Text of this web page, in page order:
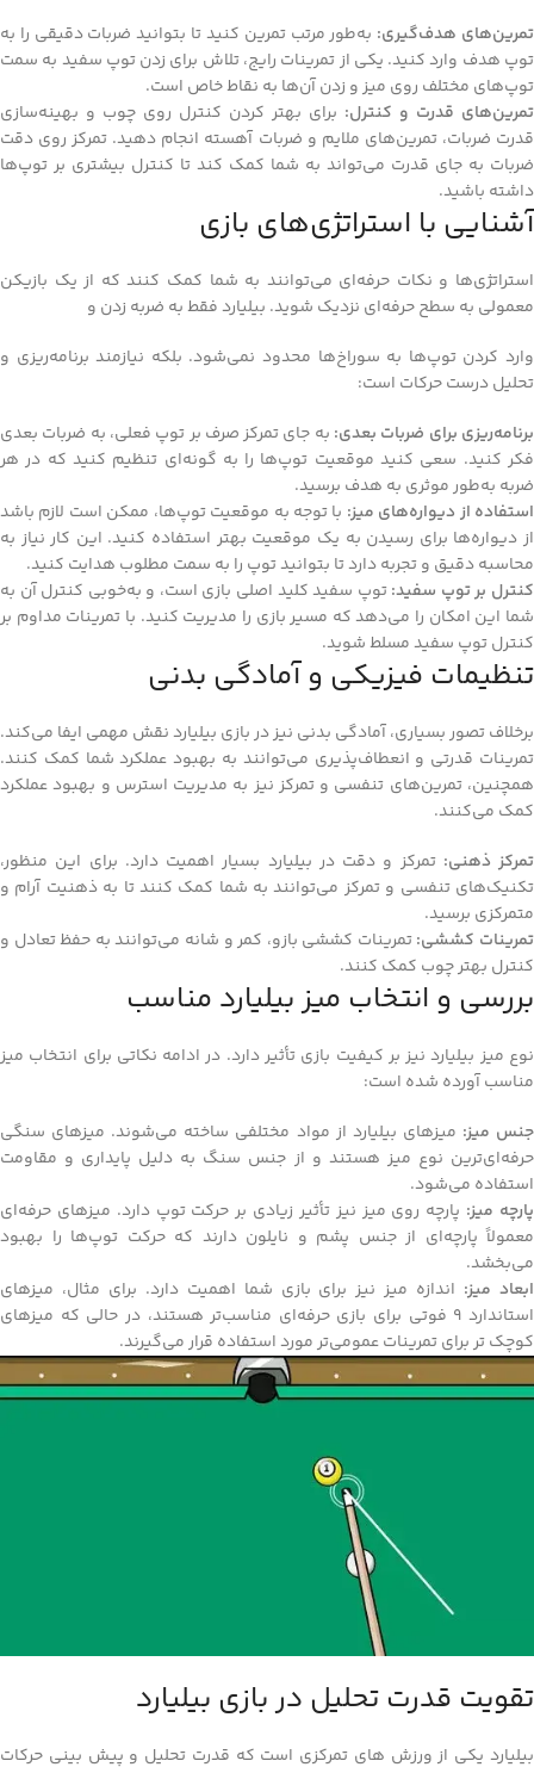
تمرین‌های هدف‌گیری: به‌طور مرتب تمرین کنید تا بتوانید ضربات دقیقی را به
توپ هدف وارد کنید. یکی از تمرینات رایج، تلاش برای زدن توپ سفید به سمت
توپ‌های مختلف روی میز و زدن آن‌ها به نقاط خاص است.
تمرین‌های قدرت و کنترل: برای بهتر کردن کنترل روی چوب و بهینه‌سازی
قدرت ضربات، تمرین‌های ملایم و ضربات آهسته انجام دهید. تمرکز روی دقت
ضربات به جای قدرت می‌تواند به شما کمک کند تا کنترل بیشتری بر توپ‌ها
داشته باشید.
آشنایی با استراتژی‌های بازی
استراتژی‌ها و نکات حرفه‌ای می‌توانند به شما کمک کنند که از یک بازیکن
معمولی به سطح حرفه‌ای نزدیک شوید. بیلیارد فقط به ضربه زدن و
وارد کردن توپ‌ها به سوراخ‌ها محدود نمی‌شود. بلکه نیازمند برنامه‌ریزی و
تحلیل درست حرکات است:
برنامه‌ریزی برای ضربات بعدی: به جای تمرکز صرف بر توپ فعلی، به ضربات بعدی
فکر کنید. سعی کنید موقعیت توپ‌ها را به گونه‌ای تنظیم کنید که در هر
ضربه به‌طور موثری به هدف برسید.
استفاده از دیواره‌های میز: با توجه به موقعیت توپ‌ها، ممکن است لازم باشد
از دیواره‌ها برای رسیدن به یک موقعیت بهتر استفاده کنید. این کار نیاز به
محاسبه دقیق و تجربه دارد تا بتوانید توپ را به سمت مطلوب هدایت کنید.
کنترل بر توپ سفید:توپ سفید کلید اصلی بازی است، و به‌خوبی کنترل آن به
شما این امکان را می‌دهد که مسیر بازی را مدیریت کنید. با تمرینات مداوم بر
کنترل توپ سفید مسلط شوید.
تنظیمات فیزیکی و آمادگی بدنی
برخلاف تصور بسیاری، آمادگی بدنی نیز در بازی بیلیارد نقش مهمی ایفا می‌کند.
تمرینات قدرتی و انعطاف‌پذیری می‌توانند به بهبود عملکرد شما کمک کنند.
همچنین، تمرین‌های تنفسی و تمرکز نیز به مدیریت استرس و بهبود عملکرد
کمک می‌کنند.
تمرکز ذهنی: تمرکز و دقت در بیلیارد بسیار اهمیت دارد. برای این منظور،
تکنیک‌های تنفسی و تمرکز می‌توانند به شما کمک کنند تا به ذهنیت آرام و
متمرکزی برسید.
تمرینات کششی:تمرینات کششی بازو، کمر و شانه می‌توانند به حفظ تعادل و
کنترل بهتر چوب کمک کنند.
بررسی و انتخاب میز بیلیارد مناسب
نوع میز بیلیارد نیز بر کیفیت بازی تأثیر دارد. در ادامه نکاتی برای انتخاب میز
مناسب آورده شده است:
جنس میز: میزهای بیلیارد از مواد مختلفی ساخته می‌شوند. میزهای سنگی
حرفه‌ای‌ترین نوع میز هستند و از جنس سنگ به دلیل پایداری و مقاومت
استفاده می‌شود.
پارچه میز: پارچه روی میز نیز تأثیر زیادی بر حرکت توپ دارد. میزهای حرفه‌ای
معمولاً پارچه‌ای از جنس پشم و نایلون دارند که حرکت توپ‌ها را بهبود
می‌بخشد.
ابعاد میز: اندازه میز نیز برای بازی شما اهمیت دارد. برای مثال، میزهای
استاندارد 9 فوتی برای بازی حرفه‌ای مناسب‌تر هستند، در حالی که میزهای
کوچک‌ تر برای تمرینات عمومی‌تر مورد استفاده قرار می‌گیرند.
تقویت قدرت تحلیل در بازی بیلیارد
بیلیارد یکی از ورزش‌ های تمرکزی است که قدرت تحلیل و پیش‌ بینی حرکات